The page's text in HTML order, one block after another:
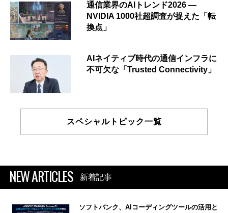
通信業界のAIトレンド2026 ―
NVIDIA 1000社超調査が捉えた「転
換点」
AIネイティブ時代の通信インフラに
不可欠な「Trusted Connectivity」
スペシャルトピック一覧
NEW ARTICLES 新着記事
ソフトバンク、AIコーディングツールの活用と